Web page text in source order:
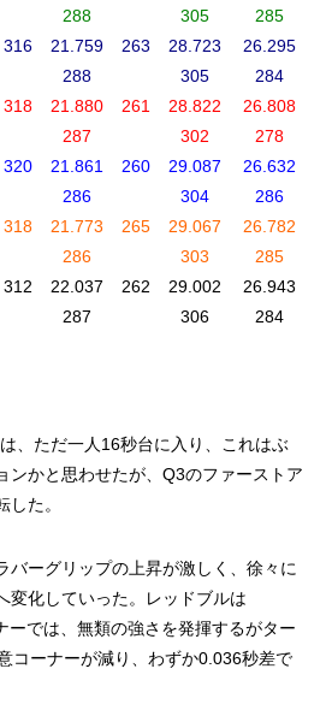
288
305
285
316 21.759 263 28.723 26.295
288
305
284
318 21.880 261 28.822 26.808
287
302
278
320 21.861 260 29.087 26.632
286
304
286
318 21.773 265 29.067 26.782
286
303
285
312 22.037 262 29.002 26.943
287
306 284
、ただ一人16秒台に入り、これはぶ
ンかと思わせたが、Q3のファーストア
た。
バーグリップの上昇が激しく、徐々に
変化していった。レッドブルは
ーでは、無類の強さを発揮するがター
コーナーが減り、わずか0.036秒差で